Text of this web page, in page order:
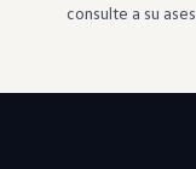
consulte a su